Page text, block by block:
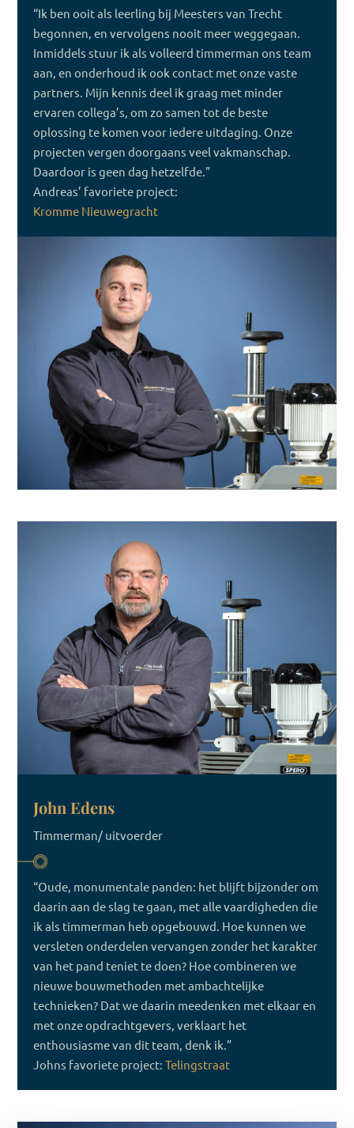
“Ik ben ooit als leerling bij Meesters van Trecht
begonnen, en vervolgens nooit meer weggegaan.
Inmiddels stuur ik als volleerd timmerman ons team
aan, en onderhoud ik ook contact met onze vaste
partners. Mijn kennis deel ik graag met minder
ervaren collega’s, om zo samen tot de beste
oplossing te komen voor iedere uitdaging. Onze
projecten vergen doorgaans veel vakmanschap.
Daardoor is geen dag hetzelfde.”
Andreas’ favoriete project:
Kromme Nieuwegracht
John Edens
Timmerman/ uitvoerder
“Oude, monumentale panden: het blijft bijzonder om
daarin aan de slag te gaan, met alle vaardigheden die
ik als timmerman heb opgebouwd. Hoe kunnen we
versleten onderdelen vervangen zonder het karakter
van het pand teniet te doen? Hoe combineren we
nieuwe bouwmethoden met ambachtelijke
technieken? Dat we daarin meedenken met elkaar en
met onze opdrachtgevers, verklaart het
enthousiasme van dit team, denk ik.”
Johns favoriete project: Telingstraat